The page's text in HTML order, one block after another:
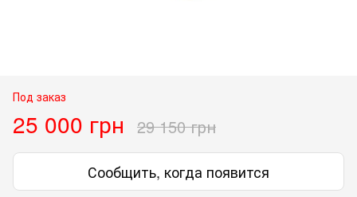
Под заказ
25 000 грн 29 150 грн
Сообщить, когда появится